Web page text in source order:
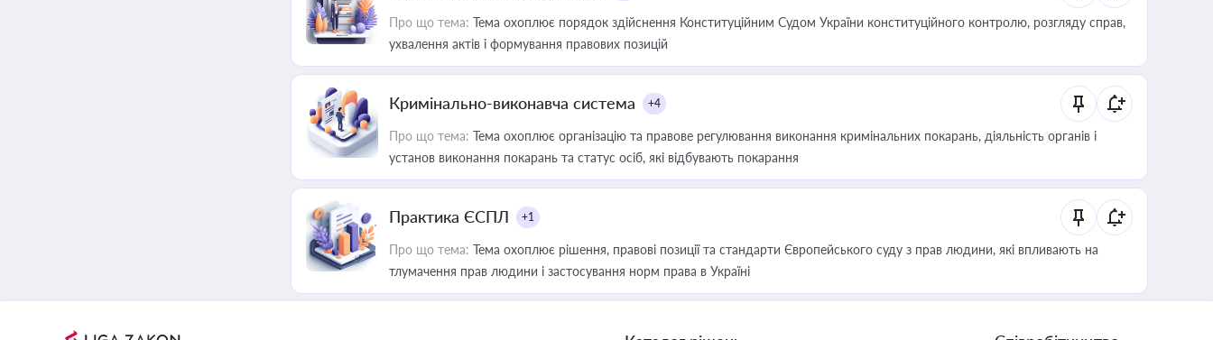
Про що тема: Тема охоплює порядок здійснення Конституційним Судом України конституційного контролю, розгляду справ,
ухвалення актів і формування правових позицій
Кримінально-виконавча система +4
Про що тема: Тема охоплює організацію та правове регулювання виконання кримінальних покарань, діяльність органів і
установ виконання покарань та статус осіб, які відбувають покарання
Практика ЄСПЛ +1
Про що тема: Тема охоплює рішення, правові позиції та стандарти Європейського суду з прав людини, які впливають на
тлумачення прав людини і застосування норм права в Україні